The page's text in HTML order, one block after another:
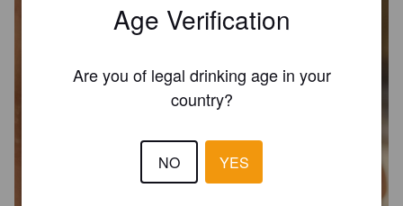
Age Verification
Are you of legal drinking age in your
country?
NO YES